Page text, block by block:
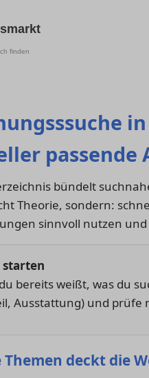
finden
passende
bündelt
Theorie, sondern:
sinnvoll nutzen
bereits weißt, was du
Ausstattung) und prüfe
Themen deckt die